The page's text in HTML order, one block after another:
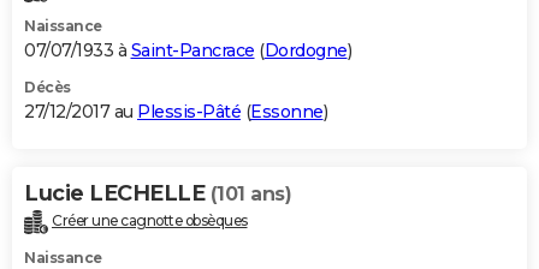
Naissance
07/07/1933 à Saint-Pancrace (Dordogne)
Décès
27/12/2017 au Plessis-Pâté (Essonne)
Lucie LECHELLE (101 ans)
Créer une cagnotte obsèques
Naissance